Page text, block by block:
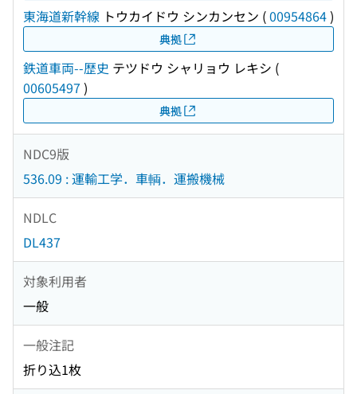
東海道新幹線 トウカイドウ シンカンセン (00954864)
典拠
鉄道車両--歴史 テツドウ シャリョウ レキシ (
00605497 )
典拠
NDC9版
536.09 : 運輸工学．車輌．運搬機械
NDLC
DL437
対象利用者
一般
一般注記
折り込1枚